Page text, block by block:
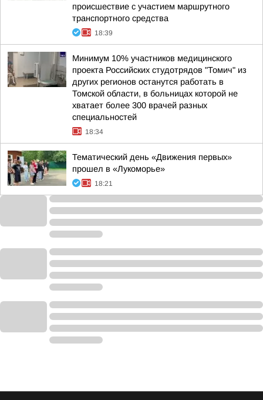
происшествие с участием маршрутного
транспортного средства
18:39
Минимум 10% участников медицинского
проекта Российских студотрядов "Томич" из
других регионов останутся работать в
Томской области, в больницах которой не
хватает более 300 врачей разных
специальностей
18:34
Тематический день «Движения первых»
прошел в «Лукоморье»
18:21